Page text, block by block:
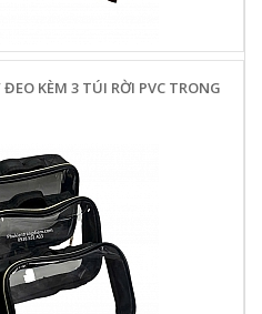
KÈM 3 TÚI RỜI PVC TRONG